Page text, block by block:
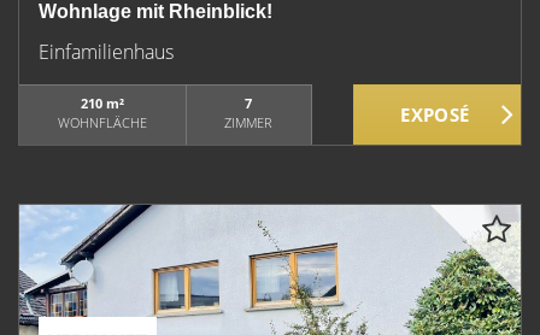
Wohnlage mit Rheinblick!
Einfamilienhaus
210 m²
WOHNFLÄCHE
7
ZIMMER